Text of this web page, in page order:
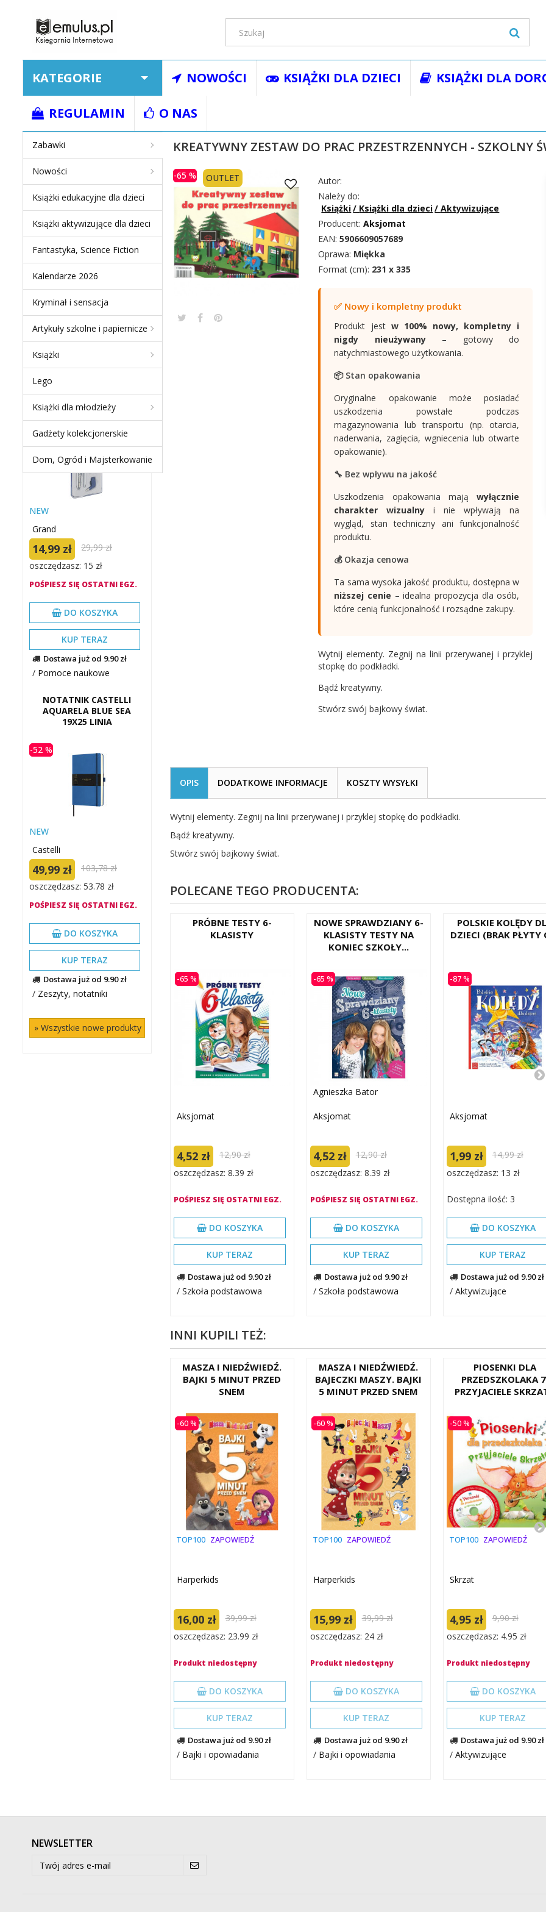
KATEGORIE
Zabawki
Nowości
Książki edukacyjne dla dzieci
Książki aktywizujące dla dzieci
Fantastyka, Science Fiction
Kalendarze 2026
Kryminał i sensacja
Artykuły szkolne i papiernicze
Książki
Lego
Książki dla młodzieży
Gadżety kolekcjonerskie
Dom, Ogród i Majsterkowanie
NOWOŚCI KSIĄŻKI DLA DZIECI KSIĄŻKI DLA
REGULAMIN O NASStrona główna
NEW PRODUCTS
KREŚLARSKI GR-C205 /
S20005E
-50 %
NEW
Grand
14,99 zł
29,99 zł
oszczędzasz: 15 zł
POŚPIESZ SIĘ OSTATNI EGZ.
DO KOSZYKA
KUP TERAZ
Dostawa już od 9.90 zł
/ Pomoce naukowe
NOTATNIK CASTELLI
AQUARELA BLUE SEA
19X25 LINIA
-52 %
NEW
Castelli
49,99 zł
103,78 zł
oszczędzasz: 53.78 zł
POŚPIESZ SIĘ OSTATNI EGZ.
DO KOSZYKA
KUP TERAZ
Dostawa już od 9.90 zł
/ Zeszyty, notatniki
» Wszystkie nowe produkty
KREATYWNY ZESTAW DO PRAC PRZESTRZENNYCH - SZKOLNY
-65 % OUTLET
Autor:
Należy do:
Książki/ Książki dla dzieci/Aktywizujące
Producent: Aksjomat
EAN: 5906609057689
Oprawa: Miękka
Format (cm): 231 x 335
✅ Nowy i kompletny produkt
Produkt jest w 100% nowy, kompletny i
nigdy nieużywany– gotowy do
natychmiastowego użytkowania.
📦 Stan opakowania
Oryginalne opakowanie może posiadać
uszkodzenia powstałe podczas
magazynowania lub transportu (np. otarcia,
naderwania, zagięcia, wgniecenia lub otwarte
opakowanie).
🔧 Bez wpływu na jakość
Uszkodzenia opakowania mająwyłącznie
charakter wizualny i nie wpływają na
wygląd, stan techniczny ani funkcjonalność
produktu.
💰 Okazja cenowa
Ta sama wysoka jakość produktu, dostępna w
niższej cenie – idealna propozycja dla osób,
które cenią funkcjonalność i rozsądne zakupy.
Wytnij elementy. Zegnij na linii przerywanej i przyklej
stopkę do podkładki.
Bądź kreatywny.
Stwórz swój bajkowy świat.
OPIS DODATKOWE INFORMACJE KOSZTY WYSYŁKI
Wytnij elementy. Zegnij na linii przerywanej i przyklej stopkę do podkładki.
Bądź kreatywny.
Stwórz swój bajkowy świat.
POLECANE TEGO PRODUCENTA:
PRÓBNE TESTY 6-
KLASISTY
-65 %
Aksjomat
4,52 zł
12,90 zł
oszczędzasz: 8.39 zł
POŚPIESZ SIĘ OSTATNI EGZ.
DO KOSZYKA
KUP TERAZ
Dostawa już od 9.90 zł
/ Szkoła podstawowa
NOWE SPRAWDZIANY 6-
KLASISTY TESTY NA
KONIEC SZKOŁY...
-65 %
Agnieszka Bator
Aksjomat
4,52 zł
12,90 zł
oszczędzasz: 8.39 zł
POŚPIESZ SIĘ OSTATNI EGZ.
DO KOSZYKA
KUP TERAZ
Dostawa już od 9.90 zł
/ Szkoła podstawowa
POLSKIE KOLĘDY
DZIECI (BRAK PŁYTY
-87 %
Aksjomat
1,99 zł
14,99 zł
oszczędzasz: 13 zł
Dostępna ilość: 3
DO KOSZYKA
KUP TERAZ
Dostawa już od 9.90 zł
/ Aktywizujące
INNI KUPILI TEŻ:
MASZA I NIEDŹWIEDŹ.
BAJKI 5 MINUT PRZED
SNEM
-60 %
TOP100 ZAPOWIEDŹ
Harperkids
16,00 zł
39,99 zł
oszczędzasz: 23.99 zł
Produkt niedostępny
DO KOSZYKA
KUP TERAZ
Dostawa już od 9.90 zł
/ Bajki i opowiadania
MASZA I NIEDŹWIEDŹ.
BAJECZKI MASZY. BAJKI
5 MINUT PRZED SNEM
-60 %
TOP100 ZAPOWIEDŹ
Harperkids
15,99 zł
39,99 zł
oszczędzasz: 24 zł
Produkt niedostępny
DO KOSZYKA
KUP TERAZ
Dostawa już od 9.90 zł
/ Bajki i opowiadania
PIOSENKI DLA
PRZEDSZKOLAKA
PRZYJACIELE
-50 %
TOP100 ZAPOWIEDŹ
Skrzat
4,95 zł
9,90 zł
oszczędzasz: 4.95 zł
Produkt niedostępny
DO KOSZYKA
KUP TERAZ
Dostawa już od 9.90 zł
/ Aktywizujące
NEWSLETTER